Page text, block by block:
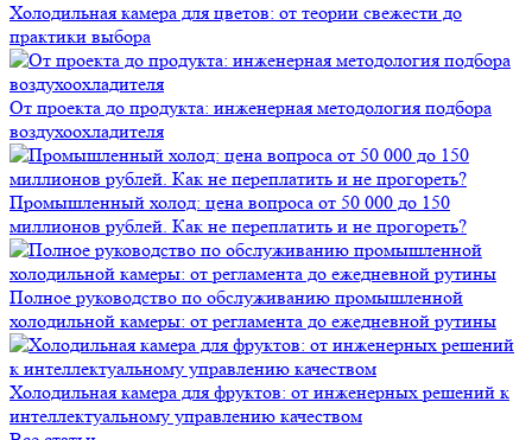
Холодильная камера для цветов: от теории свежести до
практики выбора
От проекта до продукта: инженерная методология подбора
воздухоохладителя
Промышленный холод: цена вопроса от 50 000 до 150
миллионов рублей. Как не переплатить и не прогореть?
Полное руководство по обслуживанию промышленной
холодильной камеры: от регламента до ежедневной рутины
Холодильная камера для фруктов: от инженерных решений к
интеллектуальному управлению качеством